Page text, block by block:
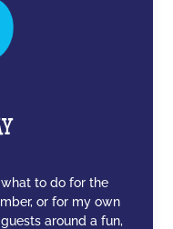
what to do for the
or for my own
around a fun,